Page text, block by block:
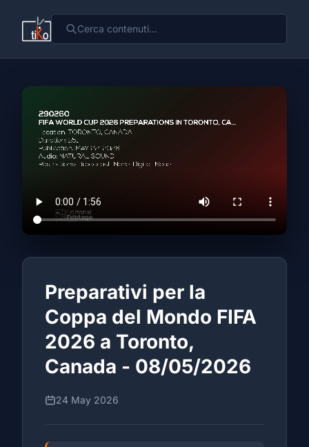
Preparativi per la
Coppa del Mondo FIFA
2026 a Toronto,
Canada - 08/05/2026
24 May 2026